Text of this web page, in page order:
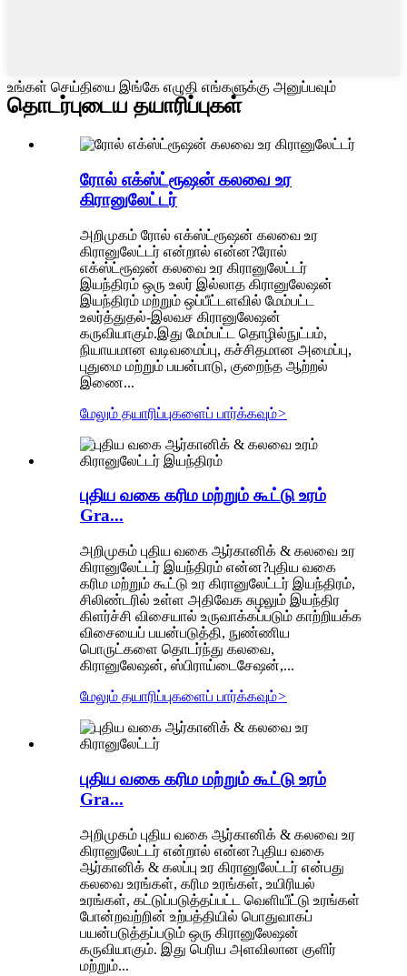
உங்கள் செய்தியை இங்கே எழுதி எங்களுக்கு அனுப்பவும்
தொடர்புடைய தயாரிப்புகள்
ரோல் எக்ஸ்ட்ரூஷன் கலவை உர
கிரானுலேட்டர்
அறிமுகம் ரோல் எக்ஸ்ட்ரூஷன் கலவை உர
கிரானுலேட்டர் என்றால் என்ன?ரோல்
எக்ஸ்ட்ரூஷன் கலவை உர கிரானுலேட்டர்
இயந்திரம் ஒரு உலர் இல்லாத கிரானுலேஷன்
இயந்திரம் மற்றும் ஒப்பீட்டளவில் மேம்பட்ட
உலர்த்துதல்-இலவச கிரானுலேஷன்
கருவியாகும்.இது மேம்பட்ட தொழில்நுட்பம்,
நியாயமான வடிவமைப்பு, கச்சிதமான அமைப்பு,
புதுமை மற்றும் பயன்பாடு, குறைந்த ஆற்றல்
இணை...
மேலும் தயாரிப்புகளைப் பார்க்கவும்>
புதிய வகை கரிம மற்றும் கூட்டு உரம்
Gra...
அறிமுகம் புதிய வகை ஆர்கானிக் & கலவை உர
கிரானுலேட்டர் இயந்திரம் என்ன?புதிய வகை
கரிம மற்றும் கூட்டு உர கிரானுலேட்டர் இயந்திரம்,
சிலிண்டரில் உள்ள அதிவேக சுழலும் இயந்திர
கிளர்ச்சி விசையால் உருவாக்கப்படும் காற்றியக்க
விசையைப் பயன்படுத்தி, நுண்ணிய
பொருட்களை தொடர்ந்து கலவை,
கிரானுலேஷன், ஸ்பிராய்டைசேஷன்,...
மேலும் தயாரிப்புகளைப் பார்க்கவும்>
புதிய வகை கரிம மற்றும் கூட்டு உரம்
Gra...
அறிமுகம் புதிய வகை ஆர்கானிக் & கலவை உர
கிரானுலேட்டர் என்றால் என்ன?புதிய வகை
ஆர்கானிக் & கலப்பு உர கிரானுலேட்டர் என்பது
கலவை உரங்கள், கரிம உரங்கள், உயிரியல்
உரங்கள், கட்டுப்படுத்தப்பட்ட வெளியீட்டு உரங்கள்
போன்றவற்றின் உற்பத்தியில் பொதுவாகப்
பயன்படுத்தப்படும் ஒரு கிரானுலேஷன்
கருவியாகும். இது பெரிய அளவிலான குளிர்
மற்றும்...